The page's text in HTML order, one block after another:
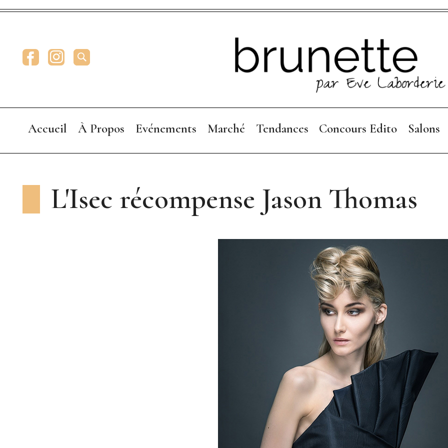
Facebook Instagram
Accueil
À Propos
Presentation
Evénements Marché
Tendances
Collections 26
Collections 25-26
Collections 24-25
Collections 2024
Collections 2023 - 24
Collections 2023
Collections 2022 - 23
Collections 2021
Collections 2020-2021
Homme 2020-2021
Concours Edito
Règlement
Salons
L'Isec récompense Jason Thomas